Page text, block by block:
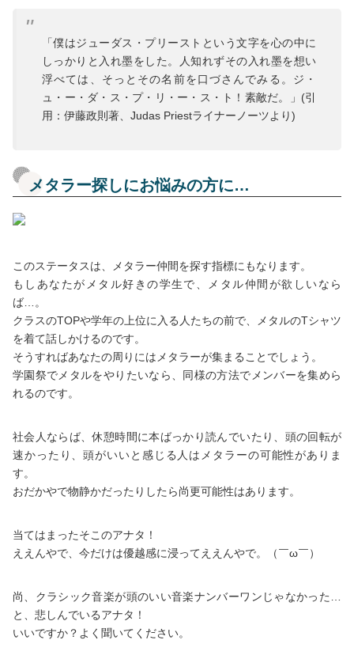
「僕はジューダス・プリーストという文字を心の中に
しっかりと入れ墨をした。人知れずその入れ墨を想い
浮べては、そっとその名前を口づさんでみる。ジ・
ュ・ー・ダ・ス・プ・リ・ー・ス・ト！素敵だ。」(引
用：伊藤政則著、Judas Priestライナーノーツより)
メタラー探しにお悩みの方に…
このステータスは、メタラー仲間を探す指標にもなります。
もしあなたがメタル好きの学生で、メタル仲間が欲しいなら
ば…。
クラスのTOPや学年の上位に入る人たちの前で、メタルのTシャツ
を着て話しかけるのです。
そうすればあなたの周りにはメタラーが集まることでしょう。
学園祭でメタルをやりたいなら、同様の方法でメンバーを集めら
れるのです。
社会人ならば、休憩時間に本ばっかり読んでいたり、頭の回転が
速かったり、頭がいいと感じる人はメタラーの可能性がありま
す。
おだかやで物静かだったりしたら尚更可能性はあります。
当てはまったそこのアナタ！
ええんやで、今だけは優越感に浸ってええんやで。（￣ω￣）
尚、クラシック音楽が頭のいい音楽ナンバーワンじゃなかった…
と、悲しんでいるアナタ！
いいですか？よく聞いてください。